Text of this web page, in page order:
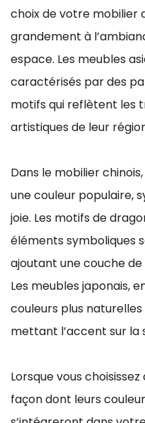
choix de votre mobilier
grandement à
espace. Les meubles
caractérisés par des
motifs qui reflètent les
artistiques de leur
Dans le mobilier
une couleur populaire,
joie. Les motifs de
éléments symboliques
ajoutant une couche
Les meubles japonais,
couleurs plus
mettant l’accent sur la
Lorsque vous
façon dont leurs